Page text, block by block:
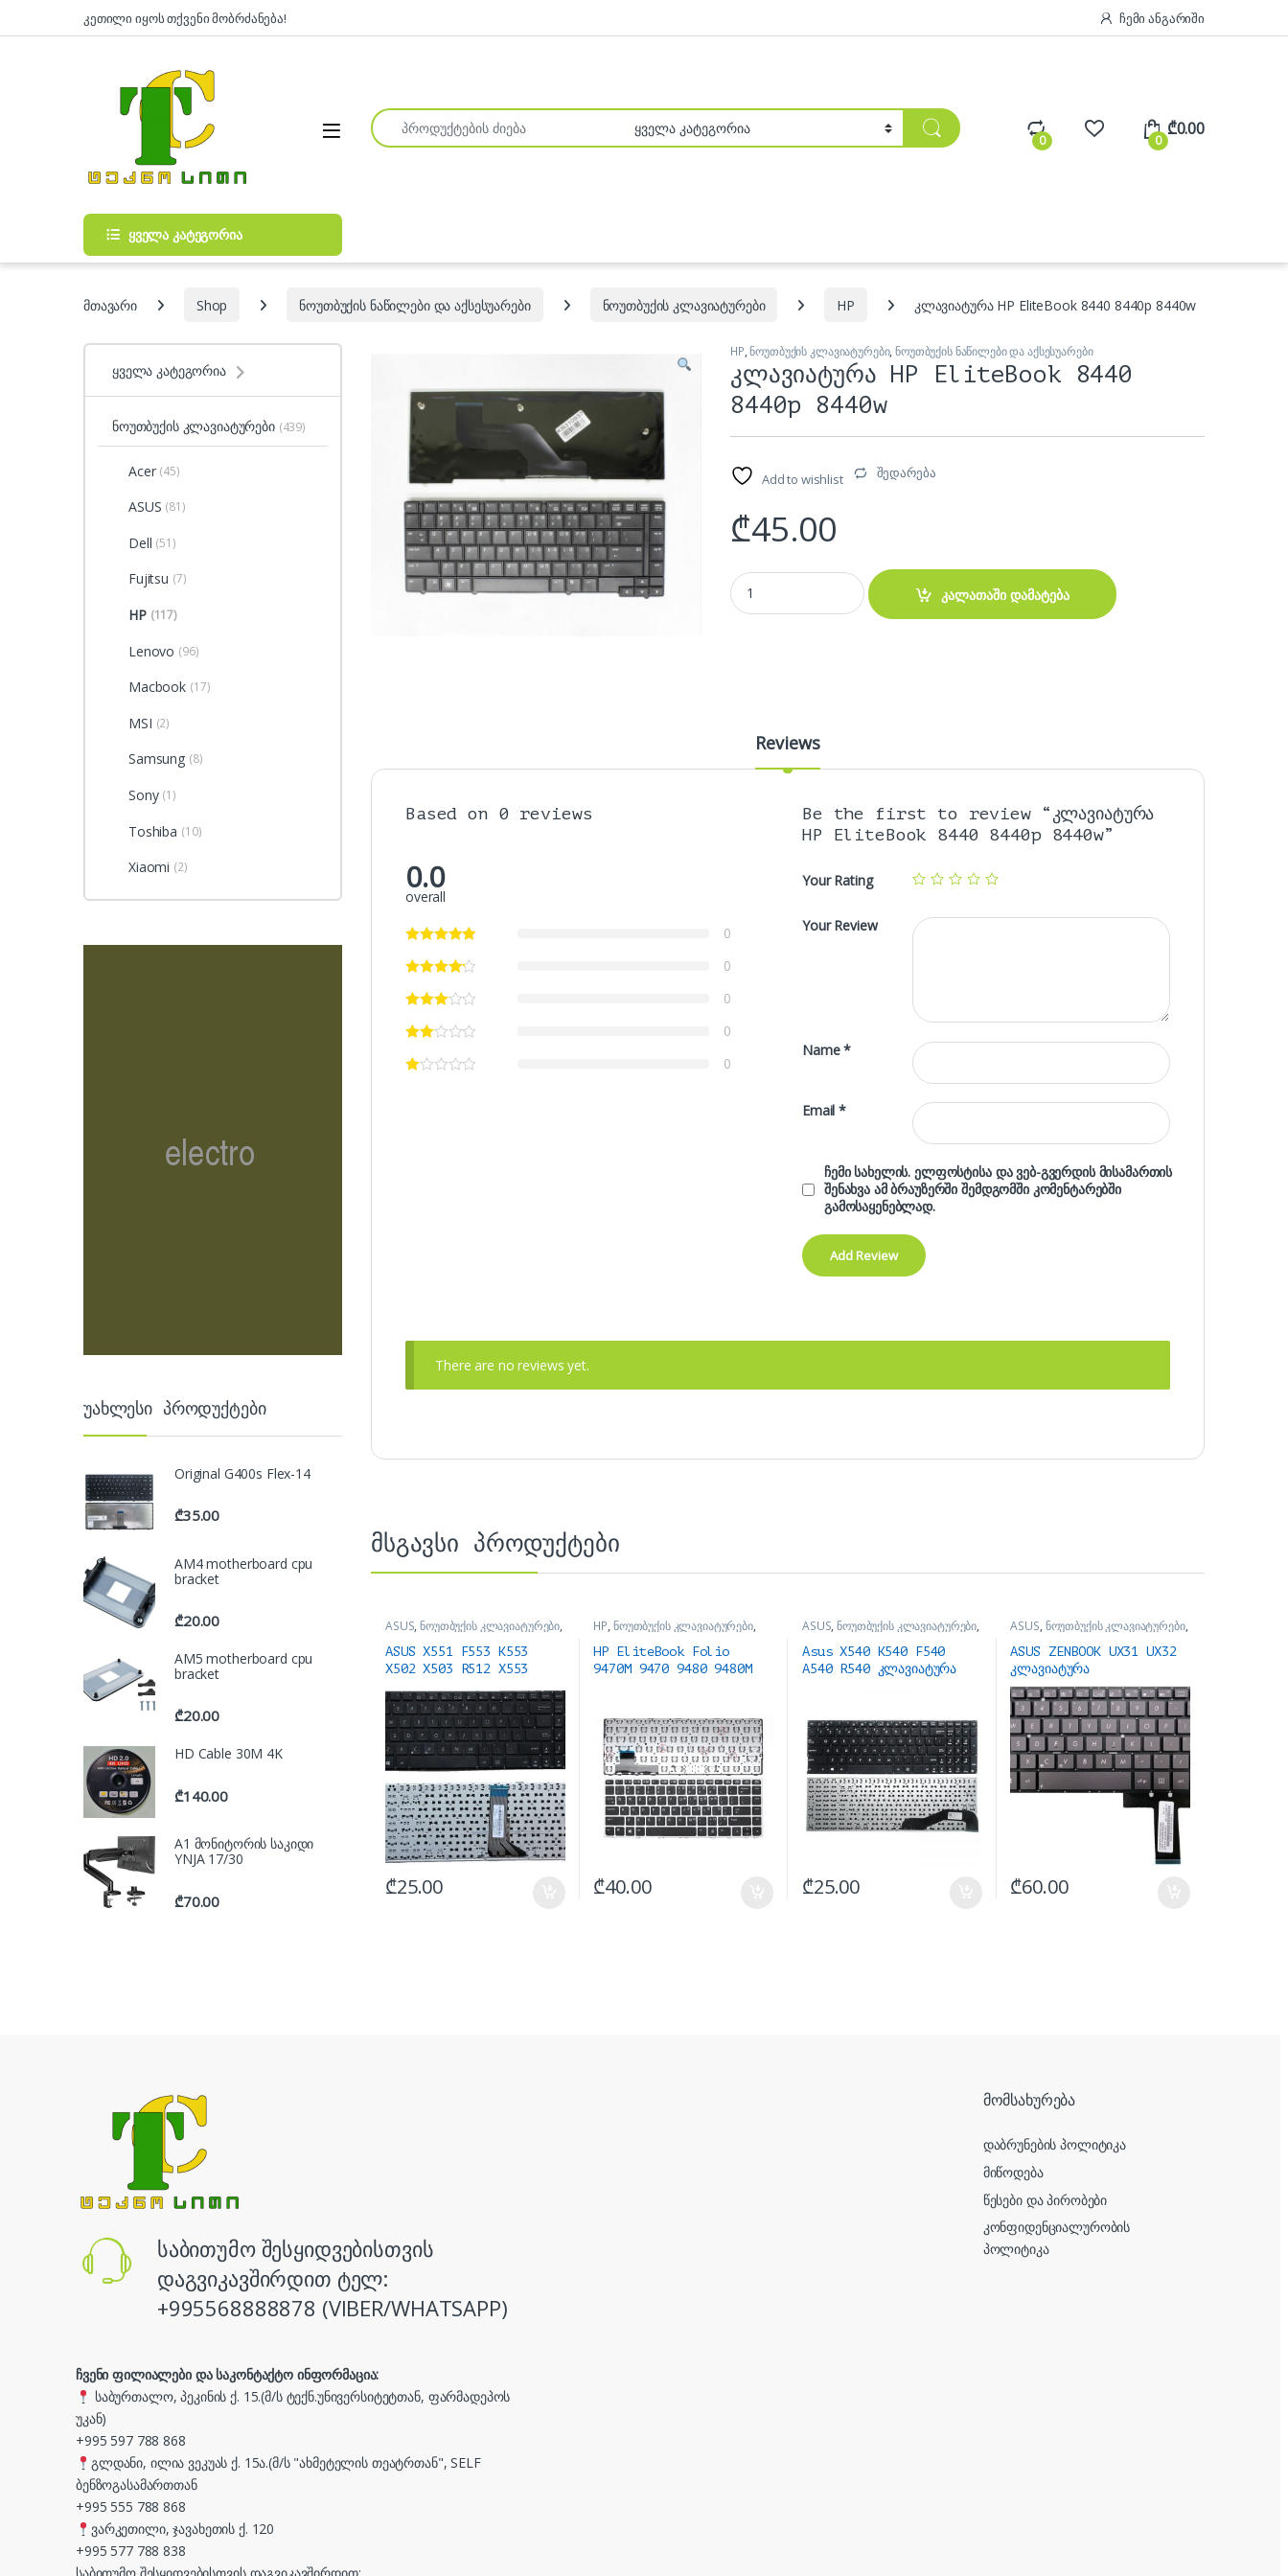
კეთილი იყოს თქვენი მობრძანება! ჩემი ანგარიში
Open
Search for:
0 0
₾0.00
ყველა კატეგორია
მთავარი Shop ნოუთბუქის ნაწილები და აქსესუარები ნოუთბუქის კლავიატურები HP კლავიატურა HP EliteBook 8440 8440p 8440w
HP,ნოუთბუქის კლავიატურები,ნოუთბუქის ნაწილები და აქსესუარები
კლავიატურა HP EliteBook 8440
8440p 8440w
Add to wishlist შედარება
₾45.00
კლავიატურა HP EliteBook 8440 8440p 8440w quantity
კალათაში დამატება
Reviews
Based on 0 reviews
0.0
overall
0
0
0
0
0
Be the first to review “კლავიატურა
HP EliteBook 8440 8440p 8440w”
Your Rating
Your Review
Name*
Email*
ჩემი სახელის. ელფოსტისა და ვებ-გვერდის მისამართის
შენახვა ამ ბრაუზერში შემდგომში კომენტარებში
გამოსაყენებლად.
There are no reviews yet.
მსგავსი პროდუქტები
ASUS,ნოუთბუქის კლავიატურები,
ნოუთბუქის ნაწილები და
აქსესუარები
ASUS X551 F553 K553
X502 X503 R512 X553
₾25.00
HP, ნოუთბუქის კლავიატურები,
ნოუთბუქის ნაწილები და
აქსესუარები
HP EliteBook Folio
9470M 9470 9480 9480M
₾40.00
ASUS,ნოუთბუქის კლავიატურები,
ნოუთბუქის ნაწილები და
აქსესუარები
Asus X540 K540 F540
A540 R540 კლავიატურა
₾25.00
ASUS, ნოუთბუქის კლავიატურები,
ნოუთბუქის ნაწილები და
აქსესუარები
ASUS ZENBOOK UX31 UX32
კლავიატურა
₾60.00
ყველა კატეგორია
ნოუთბუქის კლავიატურები (439)
Acer (45)
ASUS (81)
Dell (51)
Fujitsu (7)
HP (117)
Lenovo (96)
Macbook (17)
MSI (2)
Samsung (8)
Sony (1)
Toshiba (10)
Xiaomi (2)
უახლესი პროდუქტები
Original G400s Flex-14
₾35.00
AM4 motherboard cpu
bracket
₾20.00
AM5 motherboard cpu
bracket
₾20.00
HD Cable 30M 4K
₾140.00
A1 მონიტორის საკიდი
YNJA 17/30
₾70.00
საბითუმო შესყიდვებისთვის
დაგვიკავშირდით ტელ:
+995568888878 (VIBER/WHATSAPP)
ჩვენი ფილიალები და საკონტაქტო ინფორმაცია:
საბურთალო, პეკინის ქ. 15.(მ/ს ტექნ.უნივერსიტეტთან, ფარმადეპოს
უკან)
+995 597 788 868
გლდანი, ილია ვეკუას ქ. 15ა.(მ/ს "ახმეტელის თეატრთან", SELF
ბენზოგასამართთან
+995 555 788 868
ვარკეთილი, ჯავახეთის ქ. 120
+995 577 788 838
მომსახურება
დაბრუნების პოლიტიკა
მიწოდება
წესები და პირობები
კონფიდენციალურობის
პოლიტიკა